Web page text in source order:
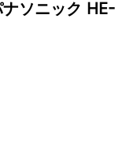
ソニック HE-